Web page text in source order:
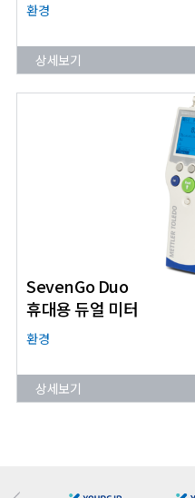
환경
상세보기
SevenGo Duo
휴대용 듀얼 미터
환경
상세보기